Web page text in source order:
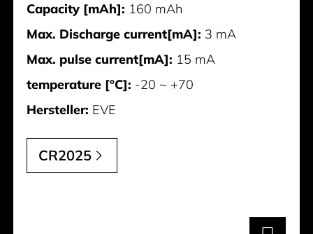
Capacity [mAh]: 160 mAh
Max. Discharge current[mA]: 3 mA
Max. pulse current[mA]: 15 mA
temperature [°C]: -20 ~ +70
Hersteller: EVE
CR2025